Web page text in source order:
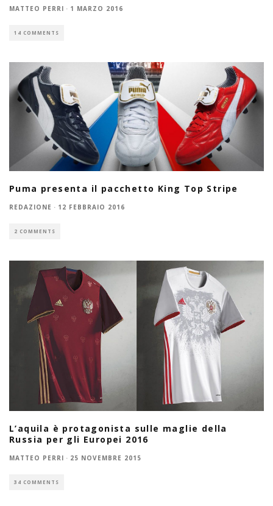
MATTEO PERRI · 1 MARZO 2016
14 COMMENTS
Puma presenta il pacchetto King Top Stripe
REDAZIONE · 12 FEBBRAIO 2016
2 COMMENTS
L’aquila è protagonista sulle maglie della
Russia per gli Europei 2016
MATTEO PERRI · 25 NOVEMBRE 2015
34 COMMENTS